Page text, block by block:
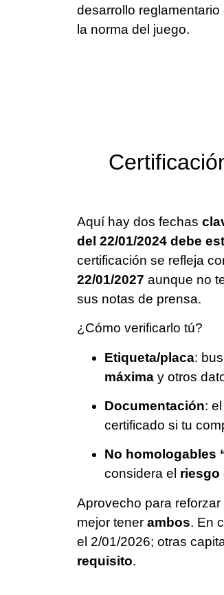
desarrollo reglamentario
la norma del juego.
Aquí hay dos fechas
del 22/01/2024 debe
certificación se refleja
22/01/2027 aunque no
sus notas de prensa.
¿Cómo verificarlo tú?
Etiqueta/placa:
máxima y otros
Documentación:
certificado si tu
No homologables
considera el riesgo
Aprovecho para reforzar
mejor tener ambos. En
el 2/01/2026; otras
requisito.